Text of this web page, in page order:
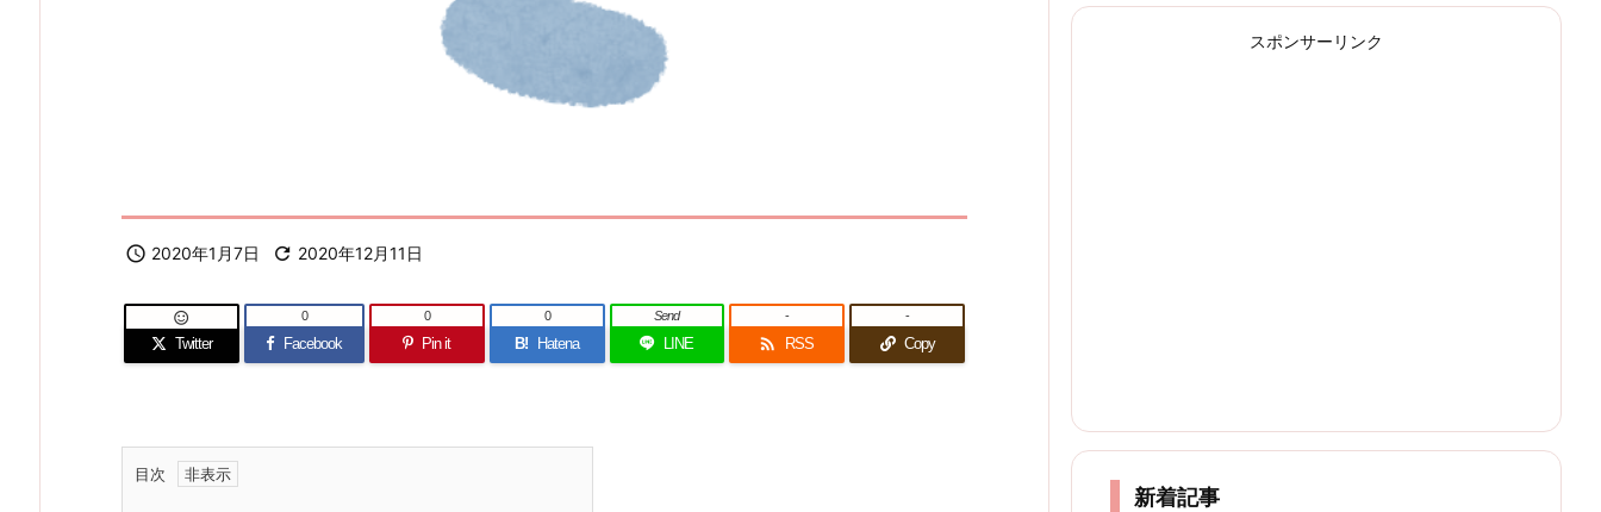
 2020年1月7日  2020年12月11日
Twitter

Facebook
0
Pin it
0
B! Hatena
0
LINE
Send
 RSS
-
Copy
-
目次
スポンサーリンク
新着記事